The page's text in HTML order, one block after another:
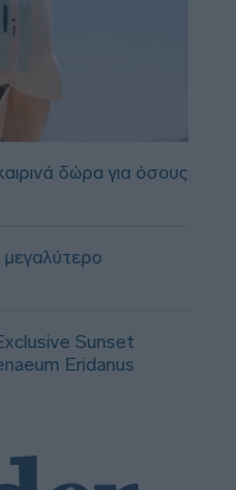
δώρα για όσους
μεγαλύτερο
Sunset
Eridanus